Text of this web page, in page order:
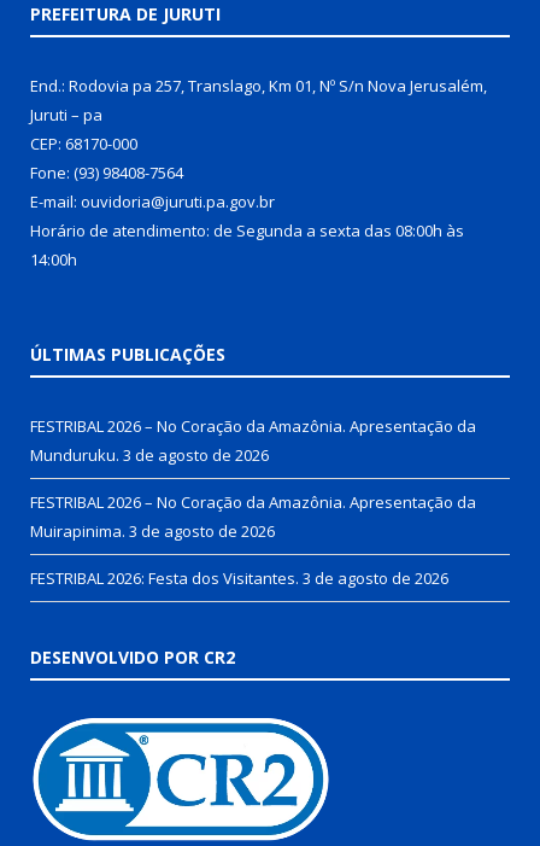
PREFEITURA DE JURUTI
End.: Rodovia pa 257, Translago, Km 01, Nº S/n Nova Jerusalém,
Juruti – pa
CEP: 68170-000
Fone: (93) 98408-7564
E-mail: ouvidoria@juruti.pa.gov.br
Horário de atendimento: de Segunda a sexta das 08:00h às
14:00h
ÚLTIMAS PUBLICAÇÕES
FESTRIBAL 2026 – No Coração da Amazônia. Apresentação da
Munduruku. 3 de agosto de 2026
FESTRIBAL 2026 – No Coração da Amazônia. Apresentação da
Muirapinima. 3 de agosto de 2026
FESTRIBAL 2026: Festa dos Visitantes. 3 de agosto de 2026
DESENVOLVIDO POR CR2